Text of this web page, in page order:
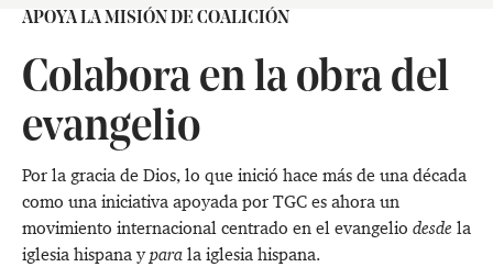
APOYA LA MISIÓN DE COALICIÓN
Colabora en la obra del
evangelio
Por la gracia de Dios, lo que inició hace más de una década
como una iniciativa apoyada por TGC es ahora un
movimiento internacional centrado en el evangelio desde la
iglesia hispana yparala iglesia hispana.